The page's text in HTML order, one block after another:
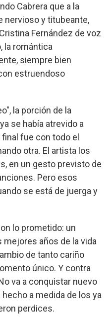
Cabrera que a la
nervioso y titubeante,
Fernández de voz
la romántica
siempre bien
estruendoso
la porción de la
se había atrevido a
fue con todo el
otra. El artista los
en un gesto previsto de
Pero esos
se está de juerga y
lo prometido: un
años de la vida
de tanto cariño
único. Y contra
va a conquistar nuevo
a medida de los ya
perdices.